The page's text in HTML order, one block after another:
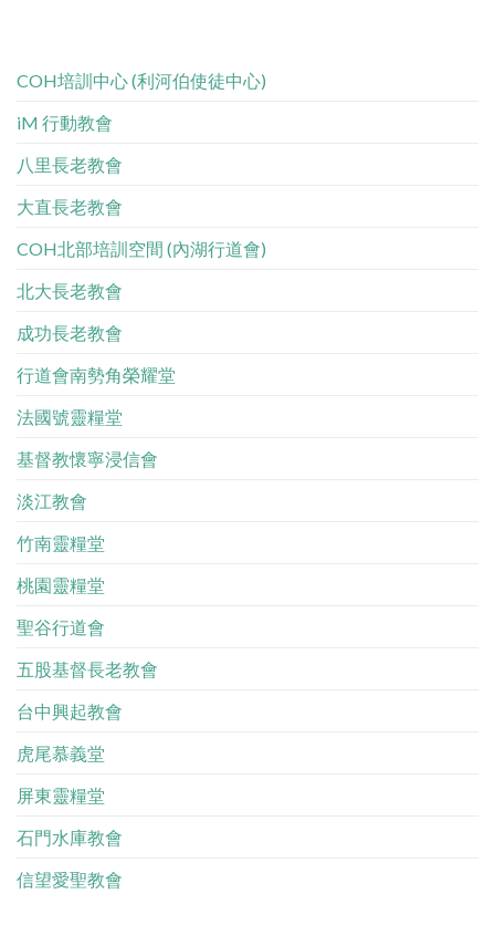
COH培訓中心 (利河伯使徒中心)
iM 行動教會
八里長老教會
大直長老教會
COH北部培訓空間 (內湖行道會)
北大長老教會
成功長老教會
行道會南勢角榮耀堂
法國號靈糧堂
基督教懷寧浸信會
淡江教會
竹南靈糧堂
桃園靈糧堂
聖谷行道會
五股基督長老教會
台中興起教會
虎尾慕義堂
屏東靈糧堂
石門水庫教會
信望愛聖教會